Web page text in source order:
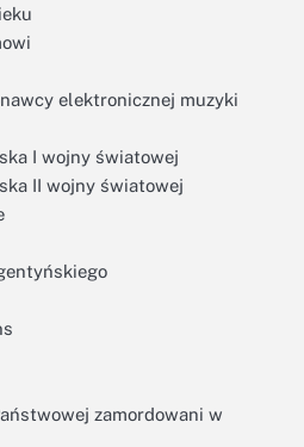
elektronicznej muzyki
I wojny światowej
II wojny światowej
zamordowani w